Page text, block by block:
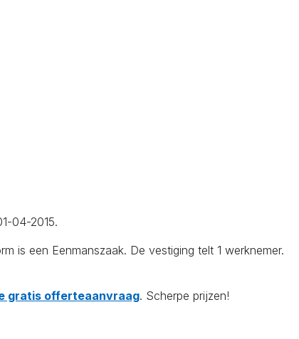
04-2015.
is een Eenmanszaak. De vestiging telt 1 werknemer.
gratis offerteaanvraag. Scherpe prijzen!